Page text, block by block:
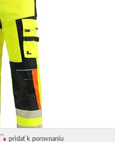
pridať k porovnaniu